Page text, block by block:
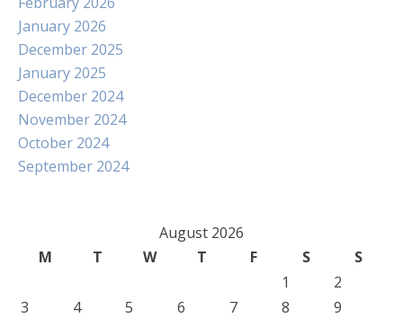
January 2026
December 2025
January 2025
December 2024
November 2024
October 2024
September 2024
August 2026
M
T W T F S
S
1
2
3
4 5 6 7 8
9